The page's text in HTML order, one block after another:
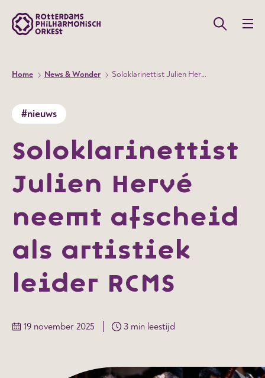
Home News & Wonder Soloklarinettist Julien Hervé neemt afscheid als artistiek leider RCMS
#nieuws
Soloklarinettist
Julien Hervé
neemt afscheid
als artistiek
leider RCMS
19 november 2025 3 min leestijd